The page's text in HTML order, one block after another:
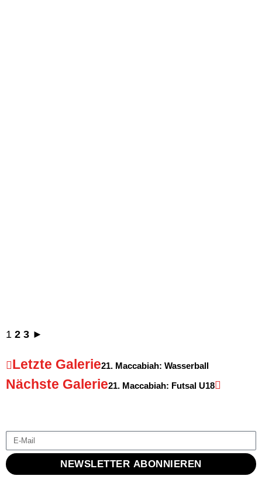
1 2 3 ►
Letzte Galerie21. Maccabiah: Wasserball
Nächste Galerie21. Maccabiah: Futsal U18
NEWSLETTER ABONNIEREN